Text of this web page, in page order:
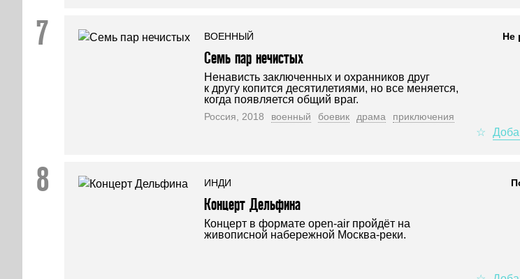
ВОЕННЫЙ
Семь пар нечистых
Ненависть заключенных и охранников друг
к другу копится десятилетиями, но все меняется,
когда появляется общий враг.
Россия, 2018 военный боевик драма приключения
Не
ИНДИ
Концерт Дельфина
Концерт в формате open-air пройдёт на
живописной набережной Москва-реки.